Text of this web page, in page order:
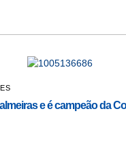
e é campeão da